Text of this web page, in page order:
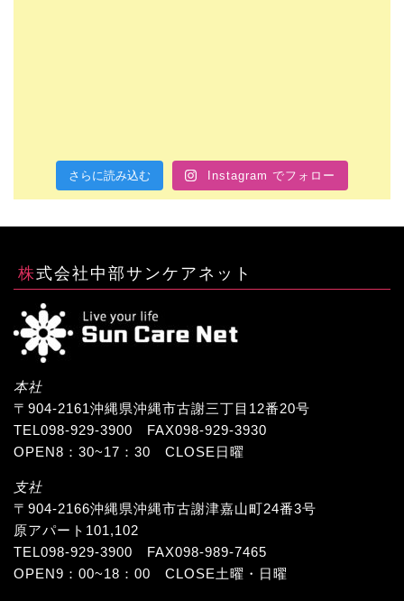
さらに読み込む Instagram でフォロー
株式会社中部サンケアネット
本社
〒904-2161沖縄県沖縄市古謝三丁目12番20号
TEL098-929-3900 FAX098-929-3930
OPEN8：30~17：30 CLOSE日曜
支社
〒904-2166沖縄県沖縄市古謝津嘉山町24番3号
原アパート101,102
TEL098-929-3900 FAX098-989-7465
OPEN9：00~18：00 CLOSE土曜・日曜